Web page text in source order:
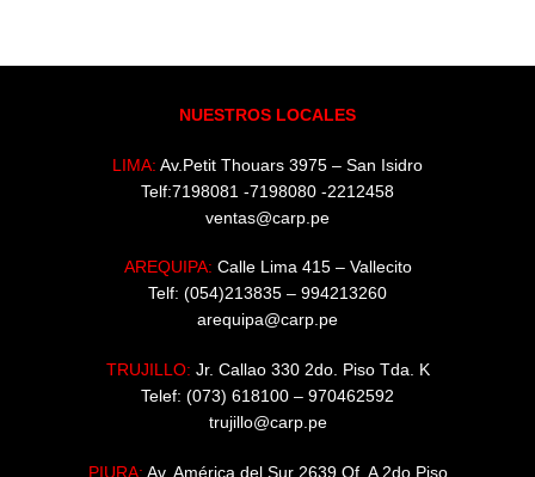
NUESTROS LOCALES
LIMA: Av.Petit Thouars 3975 – San Isidro
Telf:7198081 -7198080 -2212458
ventas@carp.pe
AREQUIPA: Calle Lima 415 – Vallecito
Telf: (054)213835 – 994213260
arequipa@carp.pe
TRUJILLO: Jr. Callao 330 2do. Piso Tda. K
Telef: (073) 618100 – 970462592
trujillo@carp.pe
PIURA: Av. América del Sur 2639 Of. A 2do Piso